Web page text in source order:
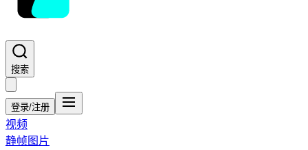
搜索
登录/注册
视频
静帧图片